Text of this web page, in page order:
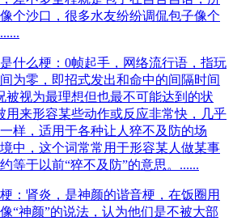
个沙口，很多水友纷纷调侃包子像个
什么梗：0帧起手，网络流行语，指玩
为零，即招式发出和命中的间隔时间
被视为最理想但也最不可能达到的状
用来形容某些动作或反应非常快，几乎
样，适用于各种让人猝不及防的场
中，这个词常常用于形容某人做某事
等于以前“猝不及防”的意思。......
：肾炎，是神颜的谐音梗，在饭圈用
“神颜”的说法，认为他们是不被大部